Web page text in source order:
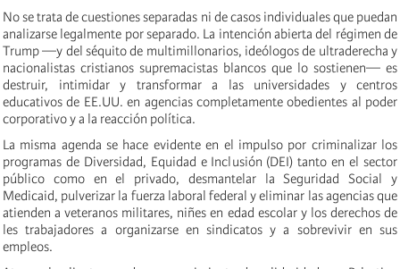
No se trata de cuestiones separadas ni de casos individuales que puedan
analizarse legalmente por separado. La intención abierta del régimen de
Trump —y del séquito de multimillonarios, ideólogos de ultraderecha y
nacionalistas cristianos supremacistas blancos que lo sostienen— es
destruir, intimidar y transformar a las universidades y centros
educativos de EE.UU. en agencias completamente obedientes al poder
corporativo y a la reacción política.
La misma agenda se hace evidente en el impulso por criminalizar los
programas de Diversidad, Equidad e Inclusión (DEI) tanto en el sector
público como en el privado, desmantelar la Seguridad Social y
Medicaid, pulverizar la fuerza laboral federal y eliminar las agencias que
atienden a veteranos militares, niñes en edad escolar y los derechos de
les trabajadores a organizarse en sindicatos y a sobrevivir en sus
empleos.